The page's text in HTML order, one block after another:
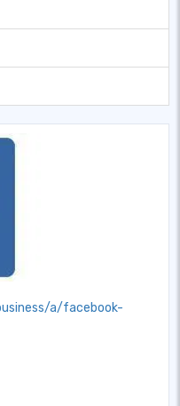
a/facebook-